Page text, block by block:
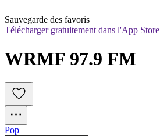
Sauvegarde des favoris
Télécharger gratuitement dans l'App Store
WRMF 97.9 FM
Pop